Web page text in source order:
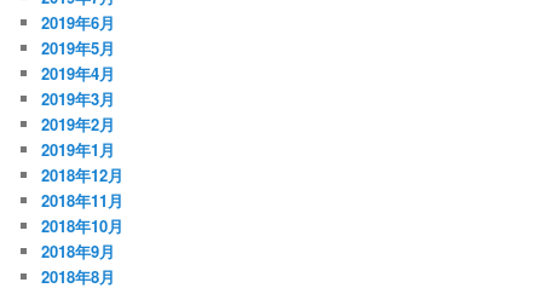
2019年6月
2019年5月
2019年4月
2019年3月
2019年2月
2019年1月
2018年12月
2018年11月
2018年10月
2018年9月
2018年8月